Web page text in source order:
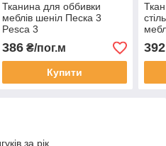
Тканина для оббивки
меблів шеніл Песка 3
Pesca 3
386₴/пог.м
Купити
392
за рік